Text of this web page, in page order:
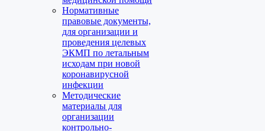
Нормативные
правовые документы,
для организации и
проведения целевых
ЭКМП по летальным
исходам при новой
коронавирусной
инфекции
Методические
материалы для
организации
контрольно-